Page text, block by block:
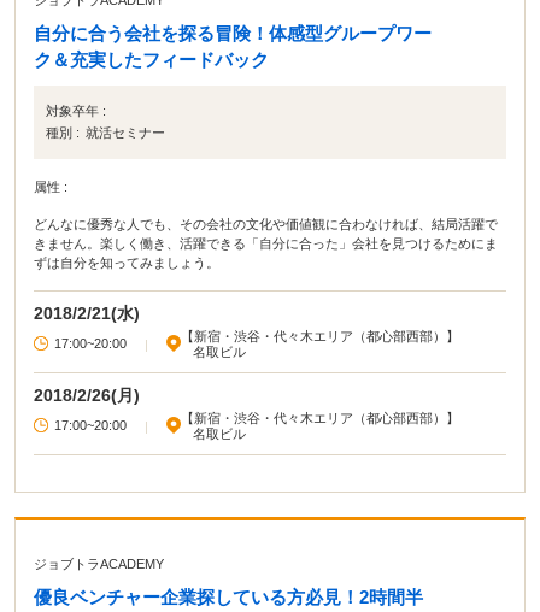
自分に合う会社を探る冒険！体感型グループワー
ク＆充実したフィードバック
対象卒年 :
種別 : 就活セミナー
属性 :
どんなに優秀な人でも、その会社の文化や価値観に合わなければ、結局活躍で
きません。楽しく働き、活躍できる「自分に合った」会社を見つけるためにま
ずは自分を知ってみましょう。
2018/2/21(水)
17:00~20:00 |
【新宿・渋谷・代々木エリア（都心部西部）】
名取ビル
2018/2/26(月)
17:00~20:00 |
【新宿・渋谷・代々木エリア（都心部西部）】
名取ビル
ジョブトラACADEMY
優良ベンチャー企業探している方必見！2時間半